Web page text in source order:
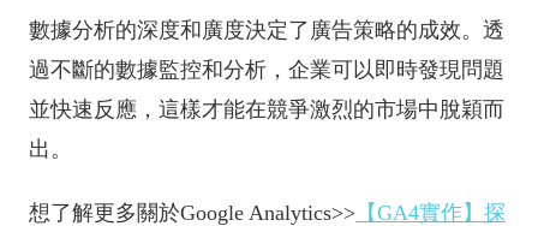
數據分析的深度和廣度決定了廣告策略的成效。透
過不斷的數據監控和分析，企業可以即時發現問題
並快速反應，這樣才能在競爭激烈的市場中脫穎而
出。
想了解更多關於Google Analytics>> 【GA4實作】探